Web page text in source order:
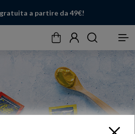
a partire da 49€!
CarrelloAccountCerca Menu
Chiudi